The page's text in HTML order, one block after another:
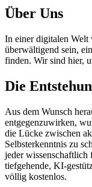
Über Uns
In einer digitalen Welt
überwältigend sein,
finden. Wir sind hier,
Die
Aus dem Wunsch
entgegenzuwirken,
die Lücke zwischen
Selbsterkenntnis zu
jeder
tiefgehende, KI-
völlig kostenlos.